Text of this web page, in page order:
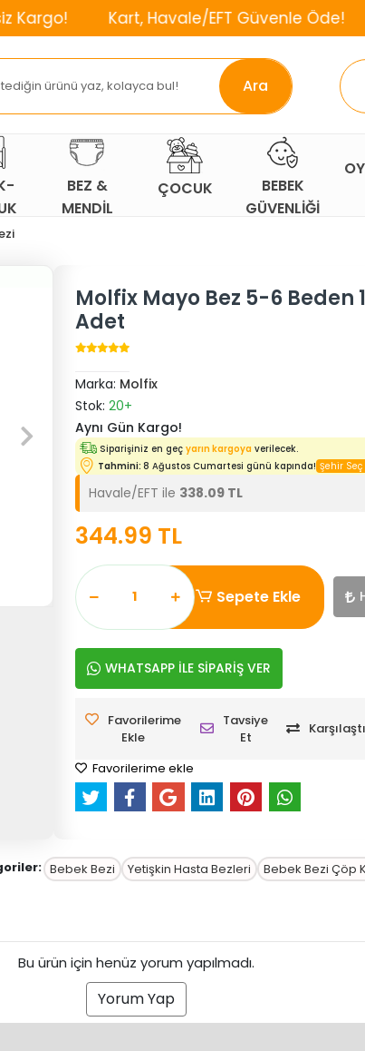
Kart, Havale/EFT Güvenle Öde! ⌛2.
Ara
BEZ &
MENDİL
ÇOCUK
BEBEK
GÜVENLİĞİ
Molfix Mayo Bez 5-6 Beden
Adet
Marka: Molfix
Stok: 20+
Aynı Gün Kargo!
Siparişiniz en geçyarın kargoya verilecek.
Tahmini: 8 Ağustos Cumartesi günü kapında!
Havale/EFT ile 338.09 TL
344.99 TL
Sepete Ekle
WHATSAPP İLE SİPARİŞ VER
Favorilerime
Ekle
Tavsiye
Et
Favorilerime ekle
Bebek Bezi Yetişkin Hasta Bezleri Bebek Bezi Çöp
Bu ürün için henüz yorum yapılmadı.
Yorum Yap